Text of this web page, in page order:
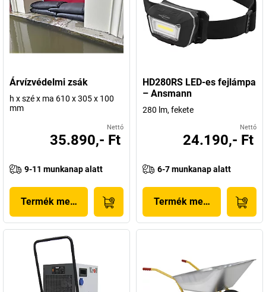
Árvízvédelmi zsák
h x szé x ma 610 x 305 x 100
mm
Nettó
35.890,- Ft
9-11 munkanap alatt
Termék megjelenítése
HD280RS LED-es fejlámpa
– Ansmann
280 lm, fekete
Nettó
24.190,- Ft
6-7 munkanap alatt
Termék megjelenítése